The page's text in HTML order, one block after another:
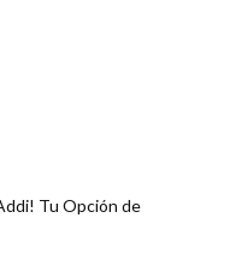
Tu Opción de